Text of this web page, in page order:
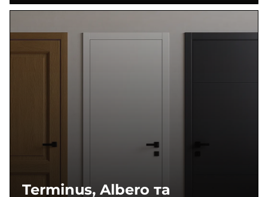
Terminus, Albero та